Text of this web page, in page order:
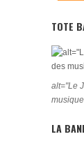
TOTE
alt="Le
LA